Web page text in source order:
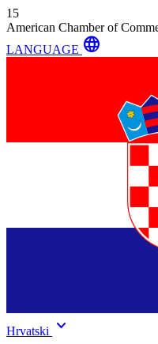
15
American Chamber of
LANGUAGE language
Hrvatski keyboard_arrow_down